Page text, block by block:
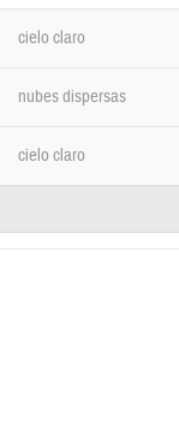
cielo claro
nubes dispersas
cielo claro